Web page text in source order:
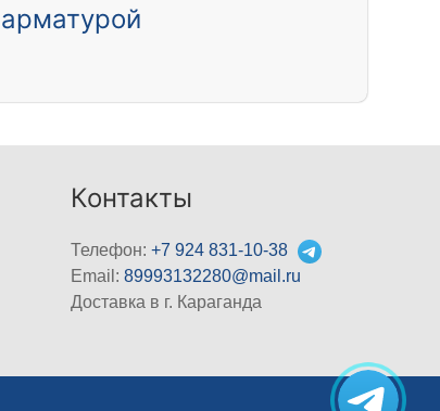
арматурой
Контакты
Телефон:+7 924 831-10-38
Email:89993132280@mail.ru
Доставка в г. Караганда